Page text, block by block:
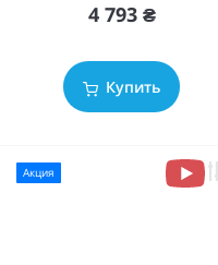
4 793 ₴
Купить
Акция